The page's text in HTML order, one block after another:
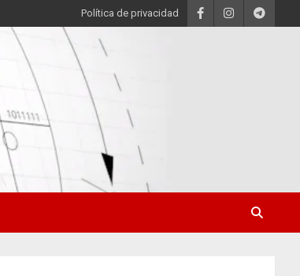
Política de privacidad